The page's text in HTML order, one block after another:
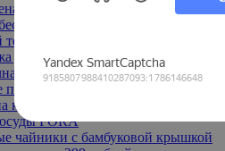
доставкой
до -50%
посуда
ковры
FORA
чайники с бамбуковой крышкой